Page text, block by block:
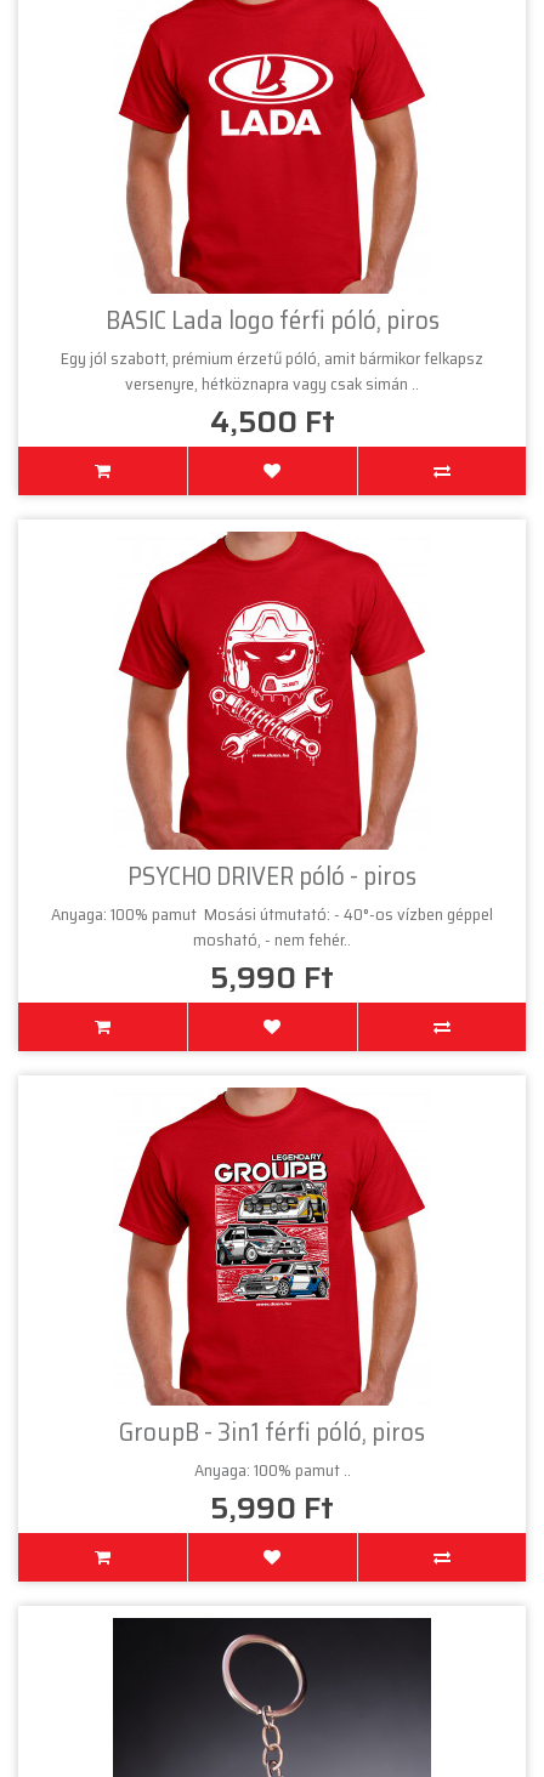
BASIC Lada logo férfi póló, piros
Egy jól szabott, prémium érzetű póló, amit bármikor felkapsz
versenyre, hétköznapra vagy csak simán ..
4,500 Ft
PSYCHO DRIVER póló - piros
Anyaga: 100% pamut Mosási útmutató: - 40°-os vízben géppel
mosható, - nem fehér..
5,990 Ft
GroupB - 3in1 férfi póló, piros
Anyaga: 100% pamut ..
5,990 Ft